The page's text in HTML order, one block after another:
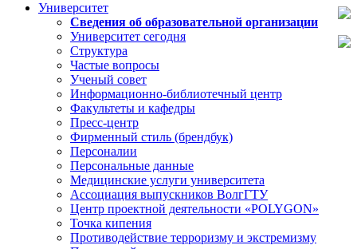
Университет
Сведения об образовательной организации
Университет сегодня
Структура
Частые вопросы
Ученый совет
Информационно-библиотечный центр
Факультеты и кафедры
Пресс-центр
Фирменный стиль (брендбук)
Персоналии
Персональные данные
Медицинские услуги университета
Ассоциация выпускников ВолгГТУ
Центр проектной деятельности «POLYGON»
Точка кипения
Противодействие терроризму и экстремизму